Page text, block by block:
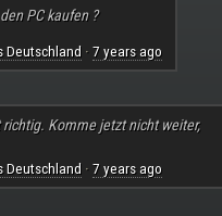
PC kaufen ?
Deutschland· 7 years ago
Komme jetzt nicht weiter,
Deutschland· 7 years ago